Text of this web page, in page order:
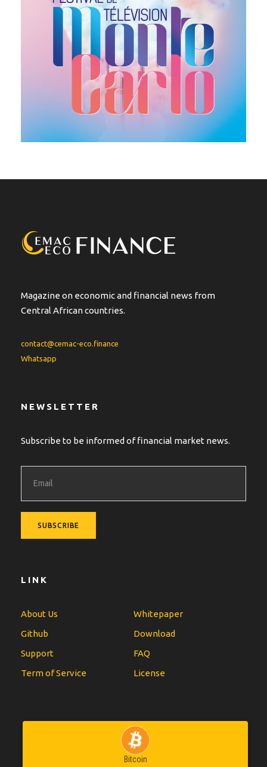
Magazine on economic and financial news from
Central African countries.
contact@cemac-eco.finance
Whatsapp
NEWSLETTER
Subscribe to be informed of financial market news.
LINK
About Us
Whitepaper
Github
Download
Support
FAQ
Term of Service
License
Bitcoin